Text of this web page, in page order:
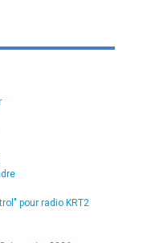
pour radio KRT2